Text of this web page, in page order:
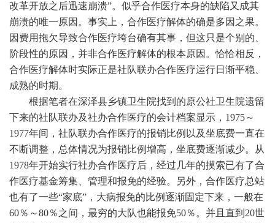
改革开放之后迅速崩溃”。似乎合作医疗本身的缺陷又成其
崩溃的唯一原因。事实上，合作医疗解体的确是多因之果。
因费用拖欠导致合作医疗垮台确有其事，但这只是个别的、
阶段性的原因，并非合作医疗解体的根本原因。恰恰相反，
合作医疗解体时实际正是社队联办合作医疗运行日渐平稳、
成熟的时期。
根据笔者在深泽县乡镇卫生院找到的原公社卫生院遗留
下来的社队联办及社办合作医疗的会计档案显示，1975～
1977年间，社队联办合作医疗的报销比例以及坐底费一直在
不断调整，总体情况为报销比例增高，坐底费逐渐减少。从
1978年开始实行社办合作医疗后，经过几年的摸索已有了合
作医疗基金筹集、管理和报免的经验。另外，合作医疗总站
也有了一些“家底”，大病报免的比例逐渐固定下来，一般在
60％～80％之间，最穷的大队也能报免50％。并且直到20世